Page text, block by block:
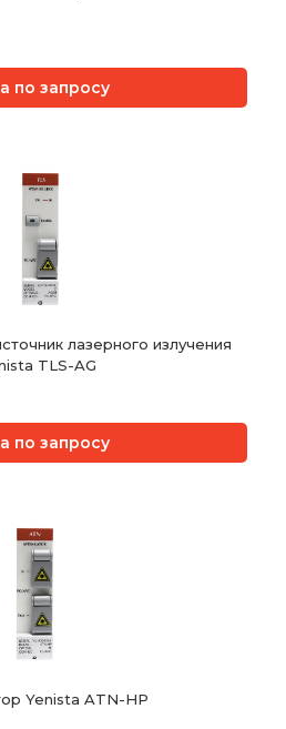
по запросу
лазерного излучения
TLS-AG
по запросу
Yenista ATN-HP